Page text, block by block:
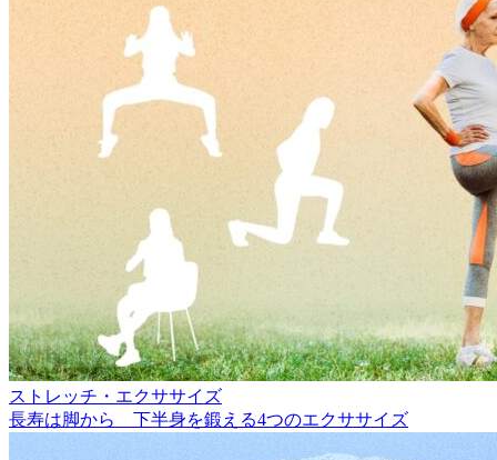
ストレッチ・エクササイズ
長寿は脚から 下半身を鍛える4つのエクササイズ